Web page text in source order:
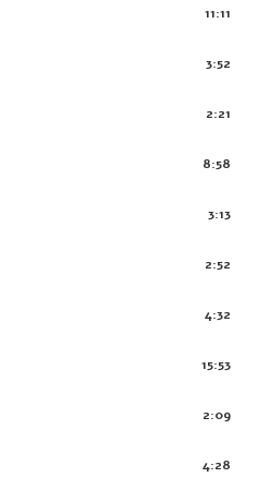
11:11
3:52
2:21
8:58
3:13
2:52
4:32
15:53
2:09
4:28